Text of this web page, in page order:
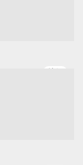
特價